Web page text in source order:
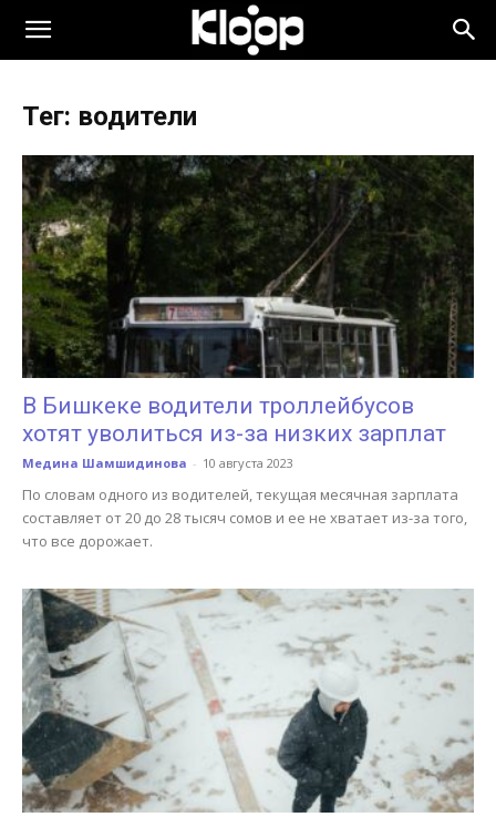
KLOOP.KG
Новости
Кыргызстана
Тег: водители
В Бишкеке водители троллейбусов
хотят уволиться из-за низких зарплат
Медина Шамшидинова - 10 августа 2023
По словам одного из водителей, текущая месячная зарплата
составляет от 20 до 28 тысяч сомов и ее не хватает из-за того,
что все дорожает.